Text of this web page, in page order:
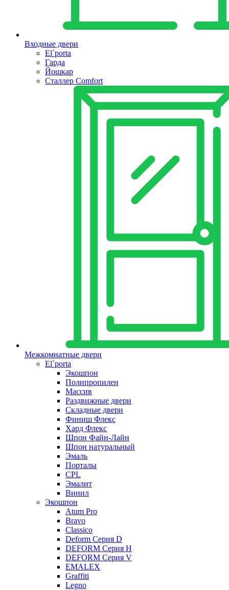
Входные двери
El`porta
Гарда
Йошкар
Сталлер Comfort
Межкомнатные двери
El`porta
Экошпон
Полипропилен
Массив
Раздвижные двери
Складные двери
Финиш Флекс
Хард Флекс
Шпон Файн-Лайн
Шпон натуральный
Эмаль
Порталы
CPL
Эмалит
Винил
Экошпон
Atum Pro
Bravo
Classico
Deform Серия D
DEFORM Серия H
DEFORM Серия V
EMALEX
Graffiti
Legno